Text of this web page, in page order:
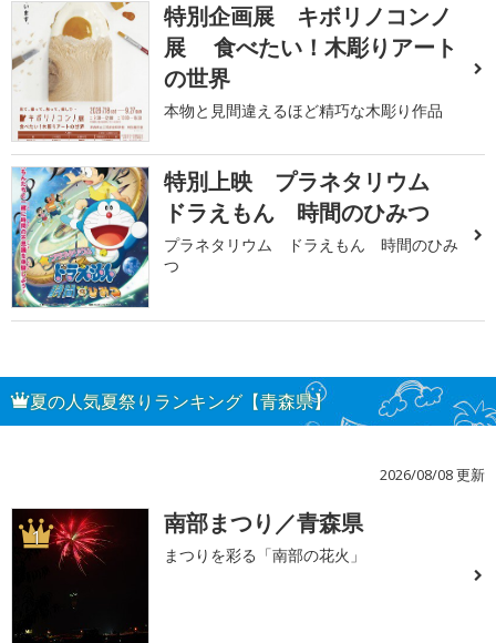
特別企画展 キボリノコンノ
展 食べたい！木彫りアート
の世界
本物と見間違えるほど精巧な木彫り作品
特別上映 プラネタリウム
ドラえもん 時間のひみつ
プラネタリウム ドラえもん 時間のひみ
つ
夏の人気夏祭りランキング【青森県】
2026/08/08 更新
1 南部まつり／青森県
まつりを彩る「南部の花火」